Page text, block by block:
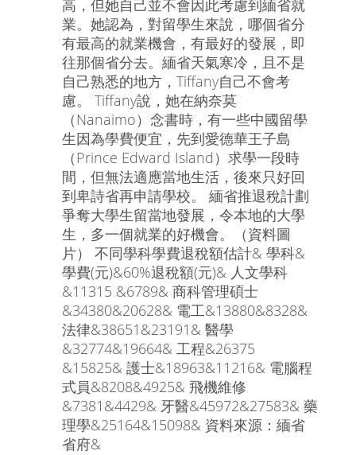
高，但她自己並不會因此考慮到緬省就
業。她認為，對留學生來說，哪個省分
有最高的就業機會，有最好的發展，即
往那個省分去。緬省天氣寒冷，且不是
自己熟悉的地方，Tiffany自己不會考
慮。 Tiffany說，她在納奈莫
（Nanaimo）念書時，有一些中國留學
生因為學費便宜，先到愛德華王子島
（Prince Edward Island）求學一段時
間，但無法適應當地生活，後來只好回
到卑詩省再申請學校。 緬省推退稅計劃
爭奪大學生留當地發展，令本地的大學
生，多一個就業的好機會。（資料圖
片） 不同學科學費退稅額估計& 學科&
學費(元)&60%退稅額(元)& 人文學科
&11315 &6789& 商科管理碩士
&34380&20628& 電工&13880&8328&
法律&38651&23191& 醫學
&32774&19664& 工程&26375
&15825& 護士&18963&11216& 電腦程
式員&8208&4925& 飛機維修
&7381&4429& 牙醫&45972&27583& 藥
理學&25164&15098& 資料來源：緬省
省府&